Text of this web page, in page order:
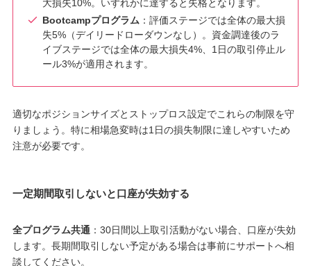
大損失10%。いずれかに達すると失格となります。
Bootcampプログラム ：評価ステージでは全体の最大損
失5%（デイリードローダウンなし）。資金調達後のラ
イブステージでは全体の最大損失4%、1日の取引停止ル
ール3%が適用されます。
適切なポジションサイズとストップロス設定でこれらの制限を守
りましょう。特に相場急変時は1日の損失制限に達しやすいため
注意が必要です。
一定期間取引しないと口座が失効する
全プログラム共通 ：30日間以上取引活動がない場合、口座が失効
します。長期間取引しない予定がある場合は事前にサポートへ相
談してください。